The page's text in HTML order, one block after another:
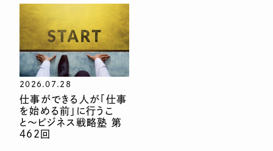
2026.07.28
仕事ができる人が「仕事
を始める前」に行うこ
と〜ビジネス戦略塾 第
462回